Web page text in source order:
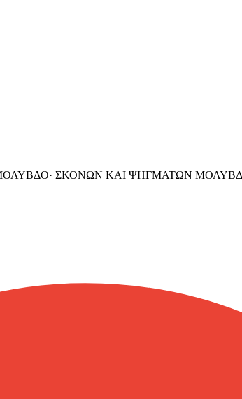
ΣΚΟΝΩΝ ΚΑΙ ΨΗΓΜΑΤΩΝ